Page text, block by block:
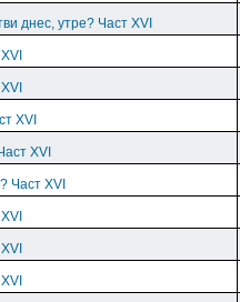
днес, утре? Част XVI
XVI
XVI
Част XVI